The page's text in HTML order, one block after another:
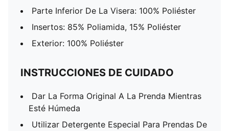
Parte Inferior De La Visera: 100% Poliéster
Insertos: 85% Poliamida, 15% Poliéster
Exterior: 100% Poliéster
INSTRUCCIONES DE CUIDADO
Dar La Forma Original A La Prenda Mientras
Esté Húmeda
Utilizar Detergente Especial Para Prendas De